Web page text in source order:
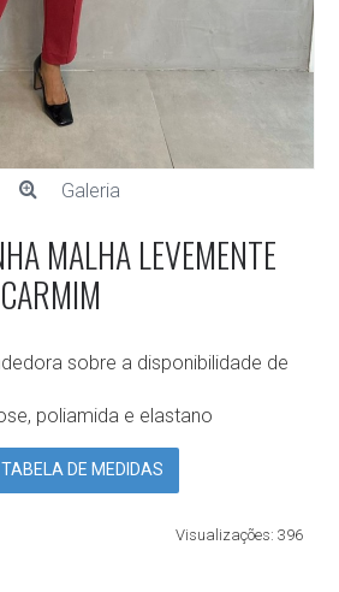
Galeria
MALHA LEVEMENTE
sobre a disponibilidade de
poliamida e elastano
DE MEDIDAS
Visualizações: 396